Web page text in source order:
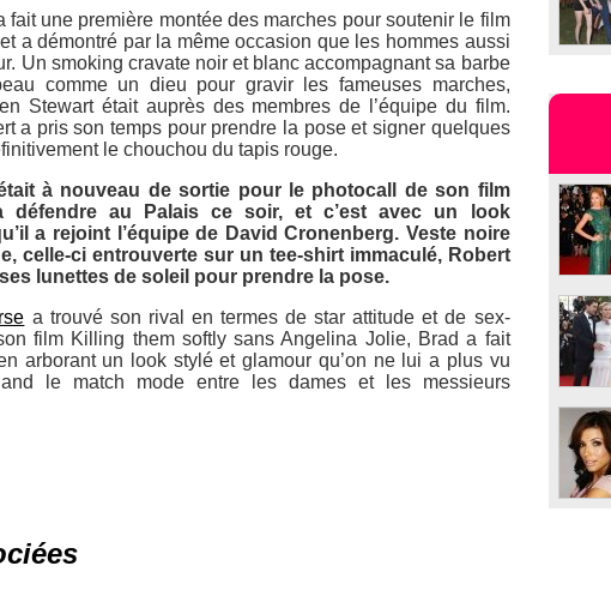
fait une première montée des marches pour soutenir le film
a démontré par la même occasion que les hommes aussi
Un smoking cravate noir et blanc accompagnant sa barbe
comme un dieu pour gravir les fameuses marches,
Stewart était auprès des membres de l’équipe du film.
a pris son temps pour prendre la pose et signer quelques
le chouchou du tapis rouge.
à nouveau de sortie pour le photocall de son film
défendre au Palais ce soir, et c’est avec un look
a rejoint l’équipe de David Cronenberg. Veste noire
celle-ci entrouverte sur un tee-shirt immaculé, Robert
lunettes de soleil pour prendre la pose.
a trouvé son rival en termes de star attitude et de sex-
film Killing them softlysans Angelina Jolie, Brad a fait
arborant un look stylé et glamour qu’on ne lui a plus vu
le match mode entre les dames et les messieurs